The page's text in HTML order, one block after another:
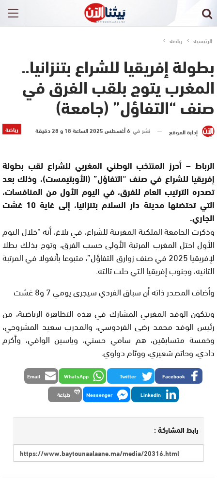
الرئيسية رياضة
بطولة إفريقيا للشراع بتنزانيا..
المغرب يتوج بلقب الفرق في
صنف “التفاؤل” (جامعة)
رياضة إدارة الموقع نشر في 6 أغسطس 2025 الساعة 18 و 28 دقيقة
الرباط – أحرز المنتخب الوطني المغربي للشراع لقب بطولة
إفريقيا للشراع في صنف “التفاؤل” (الأوبتيمست)، وذلك بعد
تصدره الترتيب العام للفرق، في اليوم الأول من المنافسات،
التي تحتضنها مدينة دار السلام بتنزانيا، إلى غاية 10 غشت
الجاري.
وذكرت الجامعة الملكية المغربية للشراع، في بلاغ، أنه “خلال اليوم
الأول احتل المغرب المرتبة الأولى حسب الفرق، وتوج بذلك بطلا
لإفريقيا 2025 في صنف زوارق التفاؤل”، متبوعا بأنغولا في المرتبة
الثانية، وجنوب إفريقيا التي حلت ثالثة.
وأضاف المصدر ذاته أن سباق الفردي سيجرى يومي 7 و8 غشت
ويتكون الوفد المغربي المشارك في هذه التظاهرة الرياضية، من
رئيس الوفد محمد رضى الفردوسي، والمدرب سعيد المشروحي،
وخمسة متسابقين، هم سامي حسني، وياسين الوافي، وأكرم
دادي، وحاتم شعيري، ووئام دواوي.
Facebook
Twitter
WhatsApp
Email
LinkedIn
Messenger طباعة
رابط المشاركة :